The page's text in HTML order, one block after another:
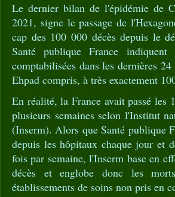
Le dernier bilan de l'épidémie de
2021, signe le passage de
cap des 100 000 décès depuis le
Santé publique France
comptabilisées dans les dernières
Ehpad compris, à très exactement
En réalité, la France avait passé
plusieurs semaines selon l'Institut
(Inserm). Alors que Santé publique
depuis les hôpitaux chaque jour et
fois par semaine, l'Inserm base en
décès et englobe donc les
établissements de soins non pris en